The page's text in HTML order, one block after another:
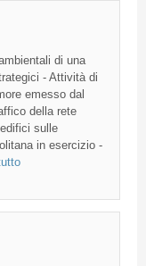
di una
- Attività di
emesso dal
della rete
sulle
in esercizio -